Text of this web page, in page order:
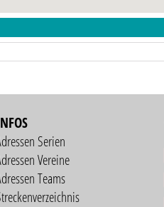
Serien
Vereine
Teams